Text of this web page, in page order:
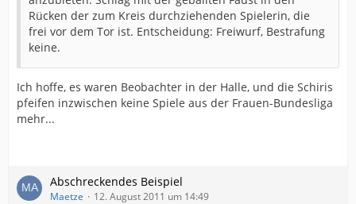
Rücken der zum Kreis durchziehenden Spielerin, die
frei vor dem Tor ist. Entscheidung: Freiwurf, Bestrafung
keine.
Ich hoffe, es waren Beobachter in der Halle, und die Schiris
pfeifen inzwischen keine Spiele aus der Frauen-Bundesliga
mehr...
Abschreckendes Beispiel
Maetze 12. August 2011 um 14:49